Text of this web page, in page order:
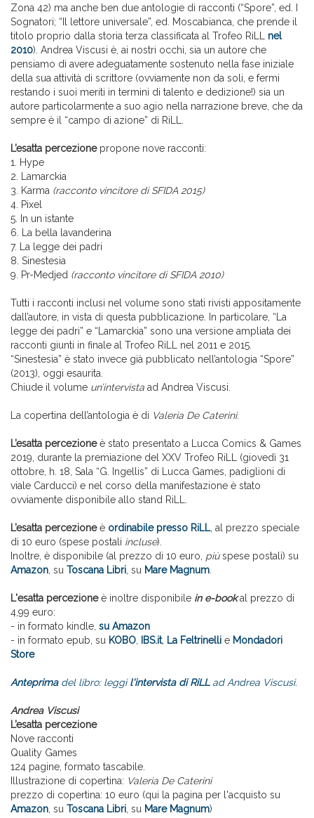
Zona 42) ma anche ben due antologie di racconti (“Spore”, ed. I
Sognatori; “Il lettore universale”, ed. Moscabianca, che prende il
titolo proprio dalla storia terza classificata al Trofeo RiLL nel
2010). Andrea Viscusi è, ai nostri occhi, sia un autore che
pensiamo di avere adeguatamente sostenuto nella fase iniziale
della sua attività di scrittore (ovviamente non da soli, e fermi
restando i suoi meriti in termini di talento e dedizione!) sia un
autore particolarmente a suo agio nella narrazione breve, che da
sempre è il “campo di azione” di RiLL.
L’esatta percezionepropone nove racconti:
1. Hype
2. Lamarckia
3. Karma (racconto vincitore di SFIDA 2015)
4. Pixel
5. In un istante
6. La bella lavanderina
7. La legge dei padri
8. Sinestesia
9. Pr-Medjed (racconto vincitore di SFIDA 2010)
Tutti i racconti inclusi nel volume sono stati rivisti appositamente
dall’autore, in vista di questa pubblicazione. In particolare, “La
legge dei padri” e “Lamarckia” sono una versione ampliata dei
racconti giunti in finale al Trofeo RiLL nel 2011 e 2015.
“Sinestesia” è stato invece già pubblicato nell’antologia “Spore”
(2013), oggi esaurita.
Chiude il volume un’intervista ad Andrea Viscusi.
La copertina dell’antologia è di Valeria De Caterini.
L’esatta percezioneè stato presentato a Lucca Comics & Games
2019, durante la premiazione del XXV Trofeo RiLL (giovedì 31
ottobre, h. 18, Sala “G. Ingellis” di Lucca Games, padiglioni di
viale Carducci) e nel corso della manifestazione è stato
ovviamente disponibile allo stand RiLL.
L’esatta percezioneè ordinabile presso RiLL, al prezzo speciale
di 10 euro (spese postali incluse).
Inoltre, è disponibile (al prezzo di 10 euro, piùspese postali) su
Amazon , su Toscana Libri , su Mare Magnum
L'esatta percezioneè inoltre disponibile in e-bookal prezzo di
4,99 euro:
- in formato kindle, su Amazon
- in formato epub, su KOBO IBS.it, La Feltrinelli e Mondadori
Store
Anteprimadel libro: leggil'intervista di RiLLad Andrea Viscusi.
Andrea Viscusi
L’esatta percezione
Nove racconti
Quality Games
124 pagine, formato tascabile.
Illustrazione di copertina: Valeria De Caterini
prezzo di copertina: 10 euro (qui la pagina per l'acquisto su
Amazon , su Toscana Libri , su Mare Magnum)